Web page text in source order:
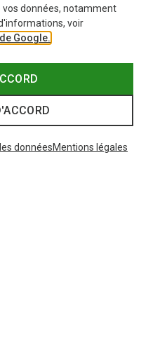
données, notamment
voir
Google.
donnéesMentions légales